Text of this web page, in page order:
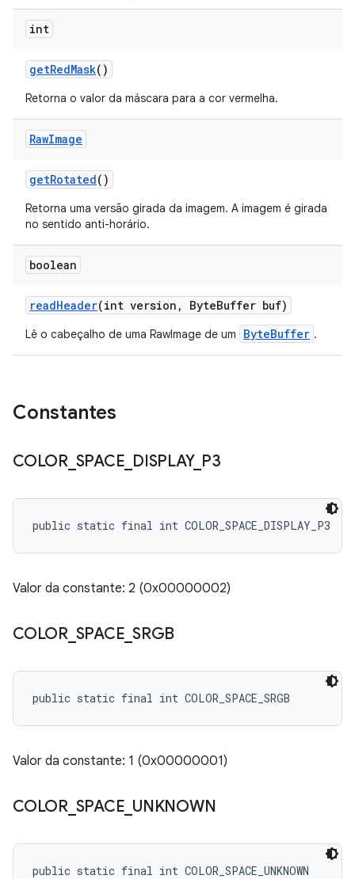
int
getRedMask()
Retorna o valor da máscara para a cor vermelha.
RawImage
getRotated()
Retorna uma versão girada da imagem. A imagem é girada
no sentido anti-horário.
boolean
readHeader(int version , ByteBuffer buf)
Lê o cabeçalho de uma RawImage de um ByteBuffer .
Constantes
COLOR_ SPACE DISPLAY_ P3
public static final int COLOR_SPACE_DISPLAY_P3
Valor da constante: 2 (0x00000002)
COLOR_ SPACE SRGB
public static final int COLOR_SPACE_SRGB
Valor da constante: 1 (0x00000001)
COLOR_ SPACE UNKNOWN
public static final int COLOR_SPACE_UNKNOWN